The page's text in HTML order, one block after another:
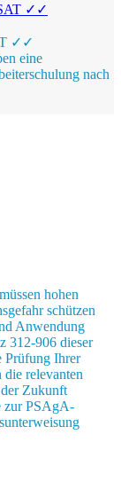
✓✓
eine
nach
hohen
schützen
Anwendung
312-906 dieser
Prüfung Ihrer
relevanten
Zukunft
zur PSAgA-